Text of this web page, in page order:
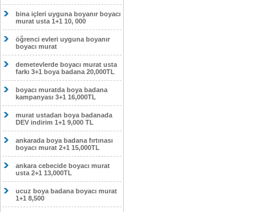
bina içleri uyguna boyanır boyacı
murat usta 1+1 10, 000
öğrenci evleri uyguna boyanır
boyacı murat
demetevlerde boyacı murat usta
farkı 3+1 boya badana 20,000TL
boyacı muratda boya badana
kampanyası 3+1 16,000TL
murat ustadan boya badanada
DEV indirim 1+1 9,000 TL
ankarada boya badana fırtınası
boyacı murat 2+1 15,000TL
ankara cebecide boyacı murat
usta 2+1 13,000TL
ucuz boya badana boyacı murat
1+1 8,500